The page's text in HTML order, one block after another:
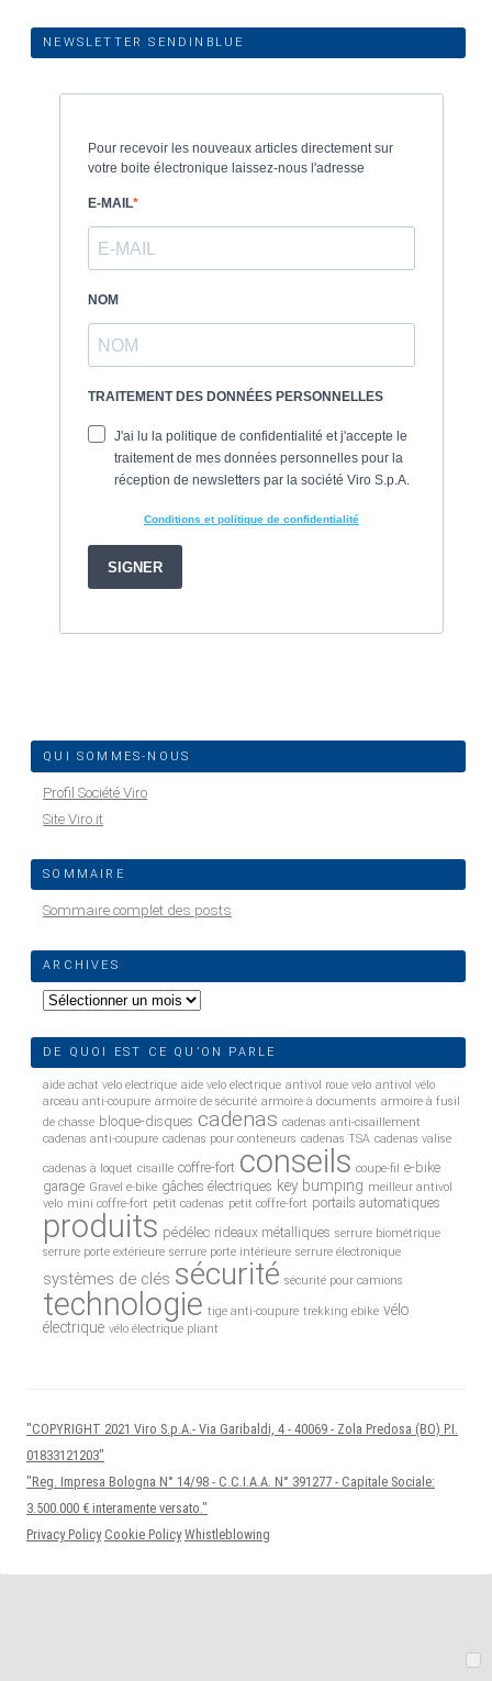
NEWSLETTER SENDINBLUE
QUI SOMMES-NOUS
Profil Société Viro
Site Viro.it
SOMMAIRE
Sommaire complet des posts
ARCHIVES
Archives
DE QUOI EST CE QU’ON PARLE
aide achat velo electrique aide velo electrique antivol roue velo antivol vélo
arceau anti-coupure armoire de sécurité armoire à documents armoire à fusil
de chasse bloque-disques cadenas cadenas anti-cisaillement
cadenas anti-coupure cadenas pour conteneurs cadenas TSA cadenas valise
cadenas à loquet cisaille coffre-fort conseils coupe-fil
e-bike
garage Gravel e-bike gâches électriques key bumping meilleur antivol
velo mini coffre-fort petit cadenas petit coffre-fort portails automatiques
produits pédélec rideaux métalliques serrure biométrique
serrure porte extérieure serrure porte intérieure serrure électronique
systèmes de clés sécurité sécurité pour camions
technologie tige anti-coupure trekking ebike vélo
électrique vélo électrique pliant
"COPYRIGHT 2021 Viro S.p.A.- Via Garibaldi, 4 - 40069 - Zola Predosa (BO) P.I.
01833121203"
"Reg. Impresa Bologna N° 14/98 - C.C.I.A.A. N° 391277 - Capitale Sociale:
3.500.000 € interamente versato."
Privacy Policy Cookie Policy Whistleblowing